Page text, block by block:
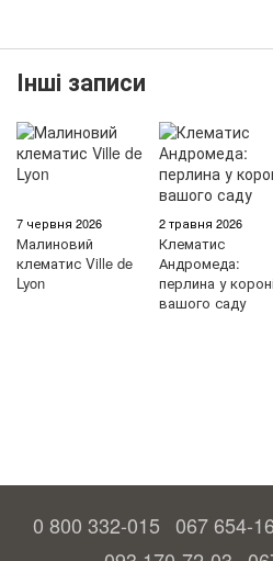
Інші записи
7 червня 2026
Малиновий
клематис Ville de
Lyon
2 травня 2026
Клематис
Андромеда:
перлина у
вашого саду
0 800 332-015 067 654-